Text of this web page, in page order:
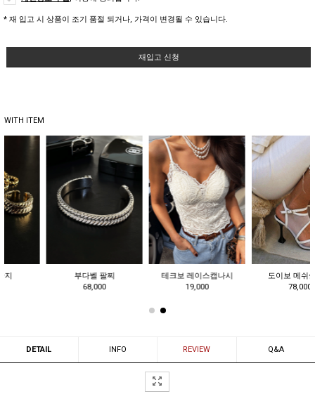
* 재 입고 시 상품이 조기 품절 되거나, 가격이 변경될 수 있습니다.
재입고 신청
WITH ITEM
테크보 레이스캡나시
도이보 메쉬슬링백
쿠드벨 수술린넨반팔자켓
DETAIL INFO REVIEW Q&A